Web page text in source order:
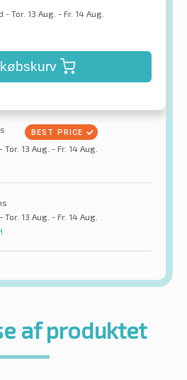
Tor. 13 Aug. - Fr. 14 Aug.
13 Aug. - Fr. 14 Aug.
13 Aug. - Fr. 14 Aug.
af produktet